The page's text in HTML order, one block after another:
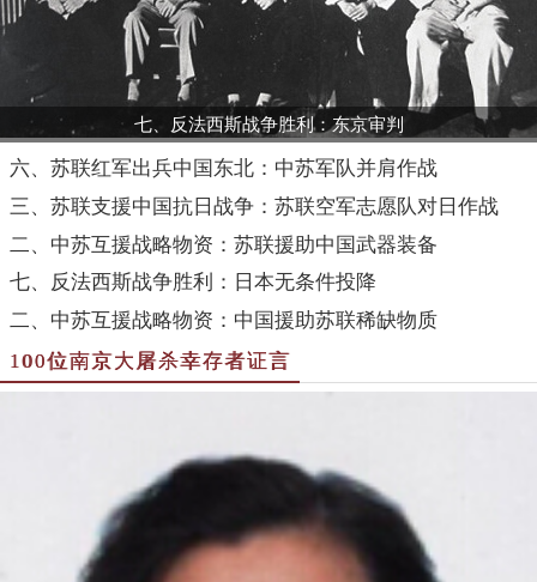
七、反法西斯战争胜利：东京审判
六、苏联红军出兵中国东北：中苏军队并肩作战
三、苏联支援中国抗日战争：苏联空军志愿队对日作战
二、中苏互援战略物资：苏联援助中国武器装备
七、反法西斯战争胜利：日本无条件投降
二、中苏互援战略物资：中国援助苏联稀缺物质
100位南京大屠杀幸存者证言